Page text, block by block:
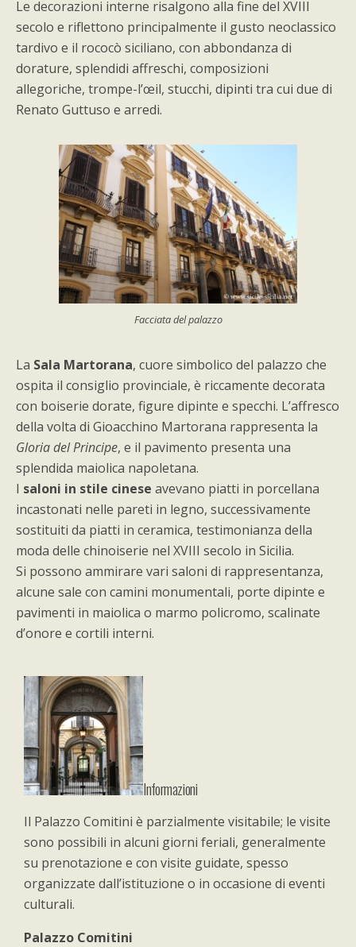
Le decorazioni interne risalgono alla fine del XVIII
secolo e riflettono principalmente il gusto neoclassico
tardivo e il rococò siciliano, con abbondanza di
dorature, splendidi affreschi, composizioni
allegoriche, trompe-l’œil, stucchi, dipinti tra cui due di
Renato Guttuso e arredi.
Facciata del palazzo
La Sala Martorana, cuore simbolico del palazzo che
ospita il consiglio provinciale, è riccamente decorata
con boiserie dorate, figure dipinte e specchi. L’affresco
della volta di Gioacchino Martorana rappresenta la
Gloria del Principe, e il pavimento presenta una
splendida maiolica napoletana.
I saloni in stile cinese avevano piatti in porcellana
incastonati nelle pareti in legno, successivamente
sostituiti da piatti in ceramica, testimonianza della
moda delle chinoiserie nel XVIII secolo in Sicilia.
Si possono ammirare vari saloni di rappresentanza,
alcune sale con camini monumentali, porte dipinte e
pavimenti in maiolica o marmo policromo, scalinate
d’onore e cortili interni.
Informazioni
Il Palazzo Comitini è parzialmente visitabile; le visite
sono possibili in alcuni giorni feriali, generalmente
su prenotazione e con visite guidate, spesso
organizzate dall’istituzione o in occasione di eventi
culturali.
Palazzo Comitini